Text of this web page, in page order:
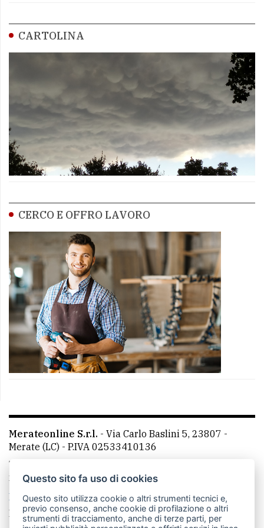
CARTOLINA
CERCO E OFFRO LAVORO
Merateonline S.r.l. - Via Carlo Baslini 5, 23807 -
Merate (LC) - P.IVA 02533410136
Telefono:
mail: redazione@merateonline.it
La redazione
CasateOnline LeccoOnline
RSS
Made by VIP
Questo sito fa uso di cookies
Questo sito utilizza cookie o altri strumenti tecnici e,
previo consenso, anche cookie di profilazione o altri
strumenti di tracciamento, anche di terze parti, per